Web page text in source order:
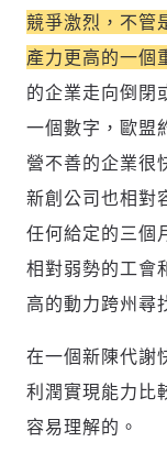
競爭激烈，不管
產力更高的一個
的企業走向倒閉
一個數字，歐盟
營不善的企業很
新創公司也相對
任何給定的三個
相對弱勢的工會
高的動力跨州尋
在一個新陳代謝
利潤實現能力比
容易理解的。